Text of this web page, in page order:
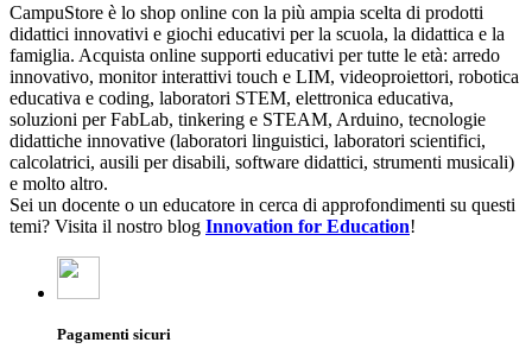
CampuStore è lo shop online con la più ampia scelta di prodotti
didattici innovativi e giochi educativi per la scuola, la didattica e la
famiglia. Acquista online supporti educativi per tutte le età: arredo
innovativo, monitor interattivi touch e LIM, videoproiettori, robotica
educativa e coding, laboratori STEM, elettronica educativa,
soluzioni per FabLab, tinkering e STEAM, Arduino, tecnologie
didattiche innovative (laboratori linguistici, laboratori scientifici,
calcolatrici, ausili per disabili, software didattici, strumenti musicali)
e molto altro.
Sei un docente o un educatore in cerca di approfondimenti su questi
temi? Visita il nostro blog Innovation for Education!
Pagamenti sicuri